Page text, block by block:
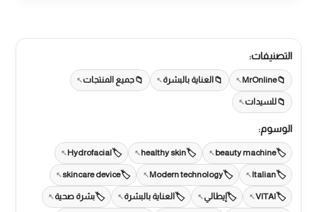
التصنيفات:
MrOnline العناية بالبشرة جميع المنتجات
للسيدات
الوسوم:
beauty machine
healthy skin
Hydrofacial
Italian
Modern technology
skincare device
VITAl إيطالي العناية بالبشرة بشرة صحية